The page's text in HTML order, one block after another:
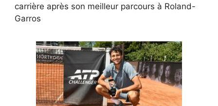
carrière après son meilleur parcours à Roland-
Garros